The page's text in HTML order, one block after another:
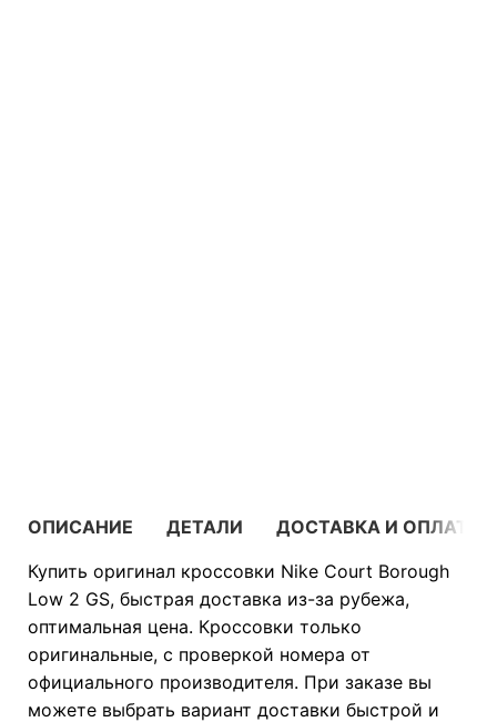
ОПИСАНИЕ ДЕТАЛИ
ДОСТАВКА И ОПЛАТА
Купить оригинал кроссовки Nike Court Borough
Low 2 GS, быстрая доставка из-за рубежа,
оптимальная цена. Кроссовки только
оригинальные, с проверкой номера от
официального производителя. При заказе вы
можете выбрать вариант доставки быстрой и